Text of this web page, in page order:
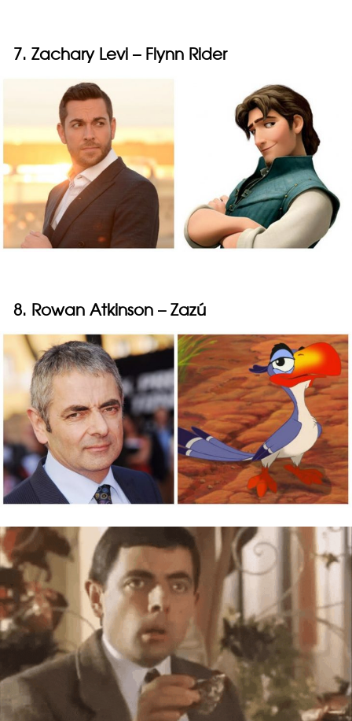
7. Zachary Levi – Flynn Rider
8. Rowan Atkinson – Zazú